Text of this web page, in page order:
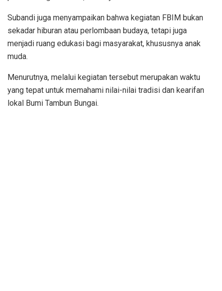
Subandi juga menyampaikan bahwa kegiatan FBIM bukan
sekadar hiburan atau perlombaan budaya, tetapi juga
menjadi ruang edukasi bagi masyarakat, khususnya anak
muda.
Menurutnya, melalui kegiatan tersebut merupakan waktu
yang tepat untuk memahami nilai-nilai tradisi dan kearifan
lokal Bumi Tambun Bungai.